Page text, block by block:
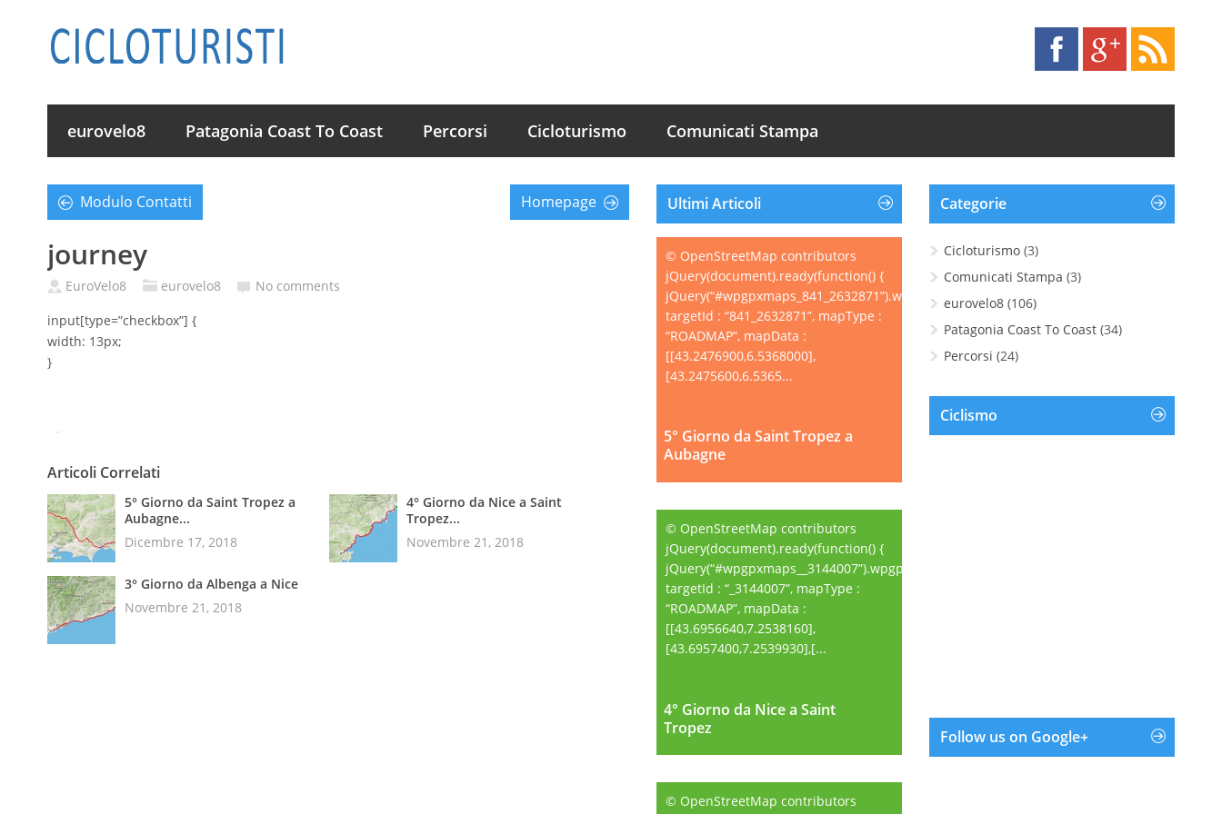
eurovelo8 Patagonia Coast To Coast Percorsi Cicloturismo Comunicati Stampa
Modulo Contatti Homepage
journey
EuroVelo8 eurovelo8
No comments
input[type=”checkbox”] {
width: 13px;
}
Articoli Correlati
5° Giorno da Saint Tropez a
Aubagne...
Dicembre 17, 2018
4° Giorno da Nice a Saint
Tropez...
Novembre 21, 2018
3° Giorno da Albenga a Nice
Novembre 21, 2018
Ultimi Articoli
5° Giorno da Saint Tropez a
Aubagne
© OpenStreetMap contributors
jQuery(document).ready(function() {
jQuery(“#wpgpxmaps_841_2632871”).wpgpxmaps({
targetId : “841_2632871”, mapType :
“ROADMAP”, mapData :
[[43.2476900,6.5368000],
[43.2475600,6.5365...
4° Giorno da Nice a Saint
Tropez
© OpenStreetMap contributors
jQuery(document).ready(function() {
jQuery(“#wpgpxmaps__3144007”).wpgpxmaps({
targetId : “_3144007”, mapType :
“ROADMAP”, mapData :
[[43.6956640,7.2538160],
[43.6957400,7.2539930],[...
4° Giorno da Nice a Saint
Tropez
© OpenStreetMap contributors
Categorie
Cicloturismo (3)
Comunicati Stampa (3)
eurovelo8 (106)
Patagonia Coast To Coast (34)
Percorsi (24)
Ciclismo
Follow us on Google+